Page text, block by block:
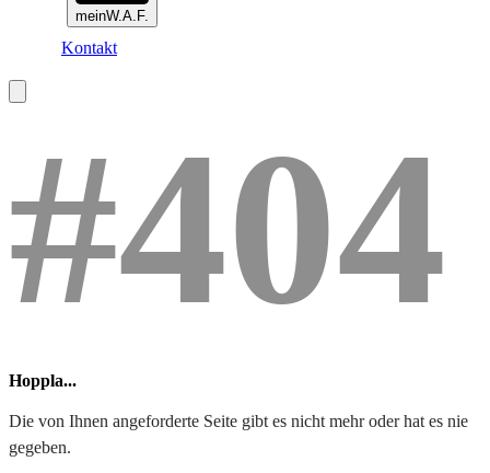
meinW.A.F.
Kontakt
#404
Hoppla...
Die von Ihnen angeforderte Seite gibt es nicht mehr oder hat es nie
gegeben.